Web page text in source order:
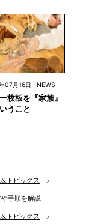
07月16日 | NEWS
枚板を『家族』
うこと
&トピックス
手順を解説
&トピックス